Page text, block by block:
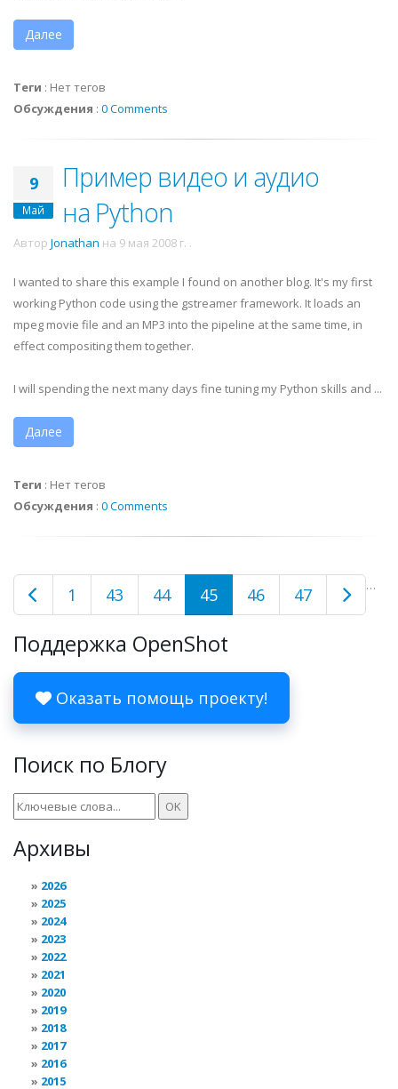
Далее
Теги : Нет тегов
Обсуждения : 0 Comments
9
Май
Пример видео и аудио
на Python
Автор Jonathan на 9 мая 2008 г. .
I wanted to share this example I found on another blog. It's my first
working Python code using the gstreamer framework. It loads an
mpeg movie file and an MP3 into the pipeline at the same time, in
effect compositing them together.
I will spending the next many days fine tuning my Python skills and ...
Далее
Теги : Нет тегов
Обсуждения : 0 Comments
1 …
43 44 45 46 47
Поддержка OpenShot
Оказать помощь проекту!
Поиск по Блогу
Архивы
2026
2025
2024
2023
2022
2021
2020
2019
2018
2017
2016
2015